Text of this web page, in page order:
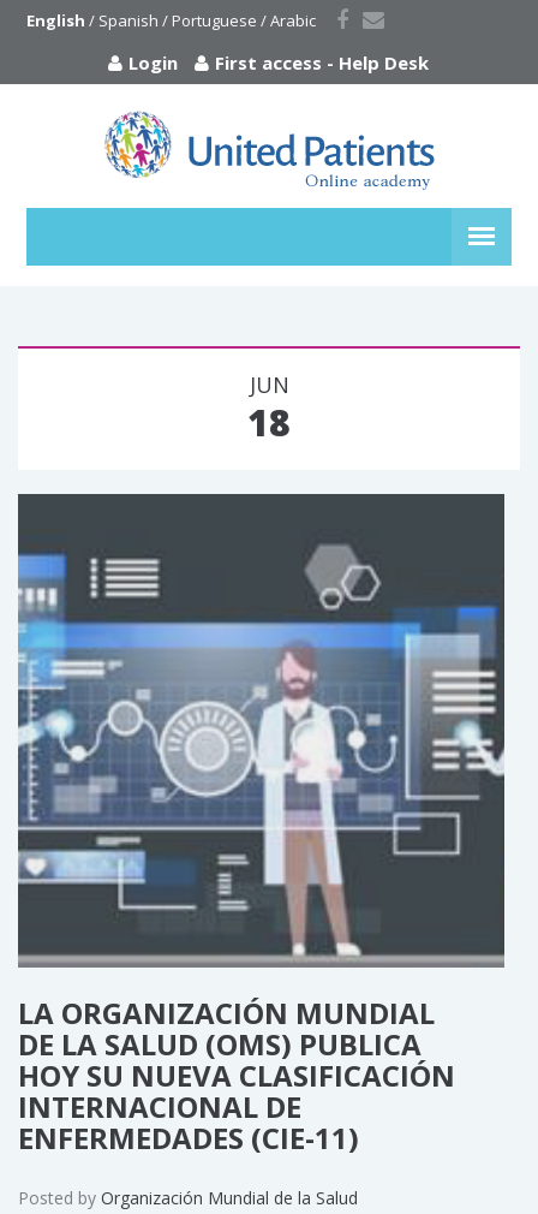
English / Spanish / Portuguese / Arabic
Login First access - Help Desk
JUN
18
LA ORGANIZACIÓN MUNDIAL
DE LA SALUD (OMS) PUBLICA
HOY SU NUEVA CLASIFICACIÓN
INTERNACIONAL DE
ENFERMEDADES (CIE-11)
Posted by Organización Mundial de la Salud